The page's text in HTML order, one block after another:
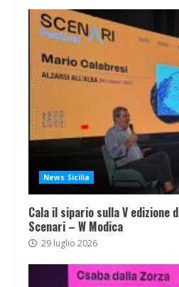
News Sicilia
Cala il sipario sulla V
Scenari – W Modica
29 luglio 2026